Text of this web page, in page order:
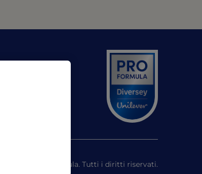
in a new tab)
Pro Formula. Tutti i diritti riservati.